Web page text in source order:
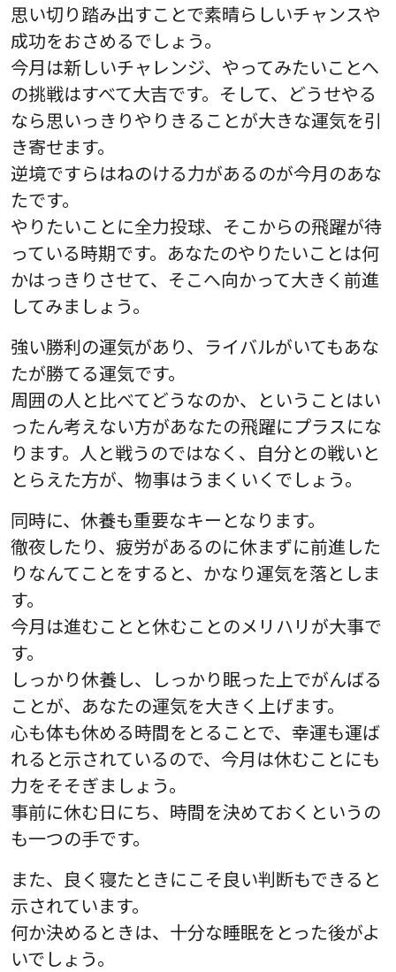
思い切り踏み出すことで素晴らしいチャンスや
成功をおさめるでしょう。
今月は新しいチャレンジ、やってみたいことへ
の挑戦はすべて大吉です。そして、どうせやる
なら思いっきりやりきることが大きな運気を引
き寄せます。
逆境ですらはねのける力があるのが今月のあな
たです。
やりたいことに全力投球、そこからの飛躍が待
っている時期です。あなたのやりたいことは何
かはっきりさせて、そこへ向かって大きく前進
してみましょう。
強い勝利の運気があり、ライバルがいてもあな
たが勝てる運気です。
周囲の人と比べてどうなのか、ということはい
ったん考えない方があなたの飛躍にプラスにな
ります。人と戦うのではなく、自分との戦いと
とらえた方が、物事はうまくいくでしょう。
同時に、休養も重要なキーとなります。
徹夜したり、疲労があるのに休まずに前進した
りなんてことをすると、かなり運気を落としま
す。
今月は進むことと休むことのメリハリが大事で
す。
しっかり休養し、しっかり眠った上でがんばる
ことが、あなたの運気を大きく上げます。
心も体も休める時間をとることで、幸運も運ば
れると示されているので、今月は休むことにも
力をそそぎましょう。
事前に休む日にち、時間を決めておくというの
も一つの手です。
また、良く寝たときにこそ良い判断もできると
示されています。
何か決めるときは、十分な睡眠をとった後がよ
いでしょう。